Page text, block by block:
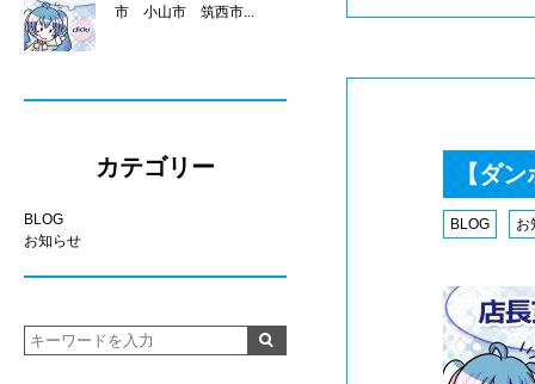
【ダ
BLOG お
市 小山市 筑西市...
カテゴリー
BLOG
お知らせ